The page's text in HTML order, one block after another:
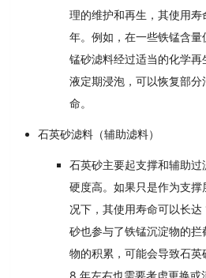
理的维护和再生，其使用
年。例如，在一些铁锰含量
锰砂滤料经过适当的化学
液定期浸泡，可以恢复部
命。
石英砂滤料（辅助滤料）
石英砂主要起支撑和辅助过
硬度高。如果只是作为支
况下，其使用寿命可以长
砂也参与了铁锰沉淀物的
物的积累，可能会导致石
8 年左右也需要考虑更换或